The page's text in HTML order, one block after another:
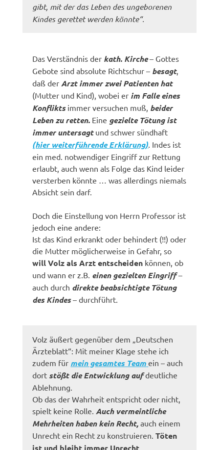
gibt, mit der das Leben des ungeborenen
Kindes gerettet werden könnte“.
Das Verständnis der kath. Kirche– Gottes
Gebote sind absolute Richtschur – besagt,
daß der Arzt immer zwei Patienten hat
(Mutter und Kind), wobei er im Falle eines
Konfliktsimmer versuchen muß, beider
Leben zu retten. Eine gezielte Tötung ist
immer untersagt und schwer sündhaft
(hier weiterführende Erklärung) . Indes ist
ein med. notwendiger Eingriff zur Rettung
erlaubt, auch wenn als Folge das Kind leider
versterben könnte … was allerdings niemals
Absicht sein darf.
Doch die Einstellung von Herrn Professor ist
jedoch eine andere:
Ist das Kind erkrankt oder behindert (!!) oder
die Mutter möglicherweise in Gefahr, so
will Volz als Arzt entscheiden können, ob
und wann er z.B. einen gezielten Eingriff–
auch durch direkte beabsichtigte Tötung
des Kindes– durchführt.
Volz äußert gegenüber dem „Deutschen
Ärzteblatt“: Mit meiner Klage stehe ich
zudem für mein gesamtes Team ein – auch
dort stößt die Entwicklung aufdeutliche
Ablehnung.
Ob das der Wahrheit entspricht oder nicht,
spielt keine Rolle. Auch vermeintliche
Mehrheiten haben kein Recht, auch einem
Unrecht ein Recht zu konstruieren.Töten
ist und bleibt immer Unrecht